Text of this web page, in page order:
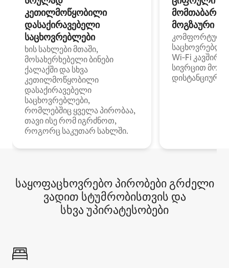
კეთილმოწყობილი
დასაქირავებელი
საცხოვრებლები
ხის სახლები მთაში,
მოსახერხებელი ბინები
ქალაქში და სხვა
კეთილმოწყობილი
დასაქირავებელი
საცხოვრებლები,
რომლებშიც ყველა პირობაა,
თავი ისე რომ იგრძნოთ,
როგორც საკუთარ სახლში.
მოგზაური
კომფორტული
Wi‑Fi
სივრცით
დისტანციური
საყოფაცხოვრებო პირობები გრძელი
ვადით სტუმრობისთვის და
სხვა უპირატესობები